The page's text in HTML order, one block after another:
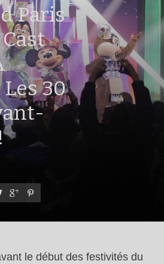
Paris
30
le début des festivités du